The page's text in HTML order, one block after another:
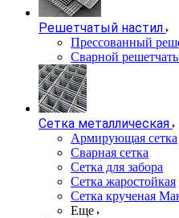
Решетчатый настил
Прессованный
Сварной
Сетка металлическая
Армирующая сетка
Сварная сетка
Сетка для забора
Сетка жаростойкая
Сетка крученая
Еще